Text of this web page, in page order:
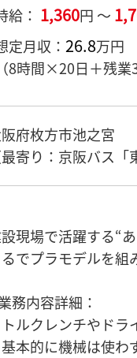
給： 1,360円 ～
定月収： 26.8万円
（8時間×20日＋残業
府枚方市池之宮
最寄り：京阪バス
現場で活躍する“
でプラモデルを組
務内容詳細：
トルクレンチやド
基本的に機械は使